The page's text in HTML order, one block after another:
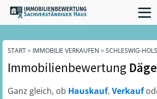
START> IMMOBILIE VERKAUFEN > SCHLESWIG-
Immobilienbewertung
Ganz gleich, ob Hauskauf, Verkauf